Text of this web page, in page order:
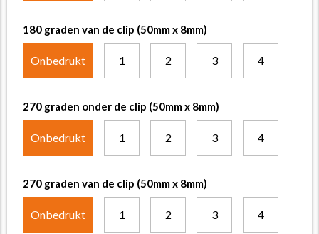
180 graden van de clip (50mm x 8mm)
Onbedrukt 1 2 3 4
270 graden onder de clip (50mm x 8mm)
Onbedrukt 1 2 3 4
270 graden van de clip (50mm x 8mm)
Onbedrukt 1 2 3 4